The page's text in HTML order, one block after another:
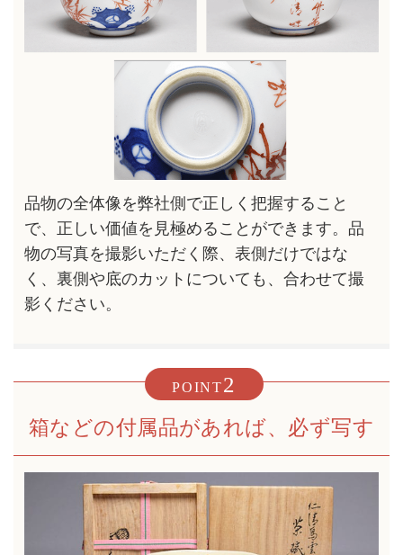
品物の全体像を弊社側で正しく把握すること
で、正しい価値を見極めることができます。品
物の写真を撮影いただく際、表側だけではな
く、裏側や底のカットについても、合わせて撮
影ください。
POINT2
箱などの付属品があれば、必ず写す